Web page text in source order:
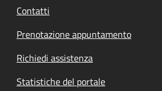
Contatti
Prenotazione appuntamento
Richiedi assistenza
Statistiche del portale